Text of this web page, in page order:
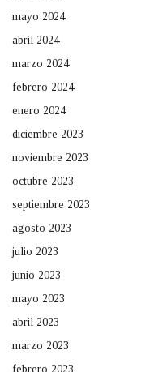
mayo 2024
abril 2024
marzo 2024
febrero 2024
enero 2024
diciembre 2023
noviembre 2023
octubre 2023
septiembre 2023
agosto 2023
julio 2023
junio 2023
mayo 2023
abril 2023
marzo 2023
febrero 2023